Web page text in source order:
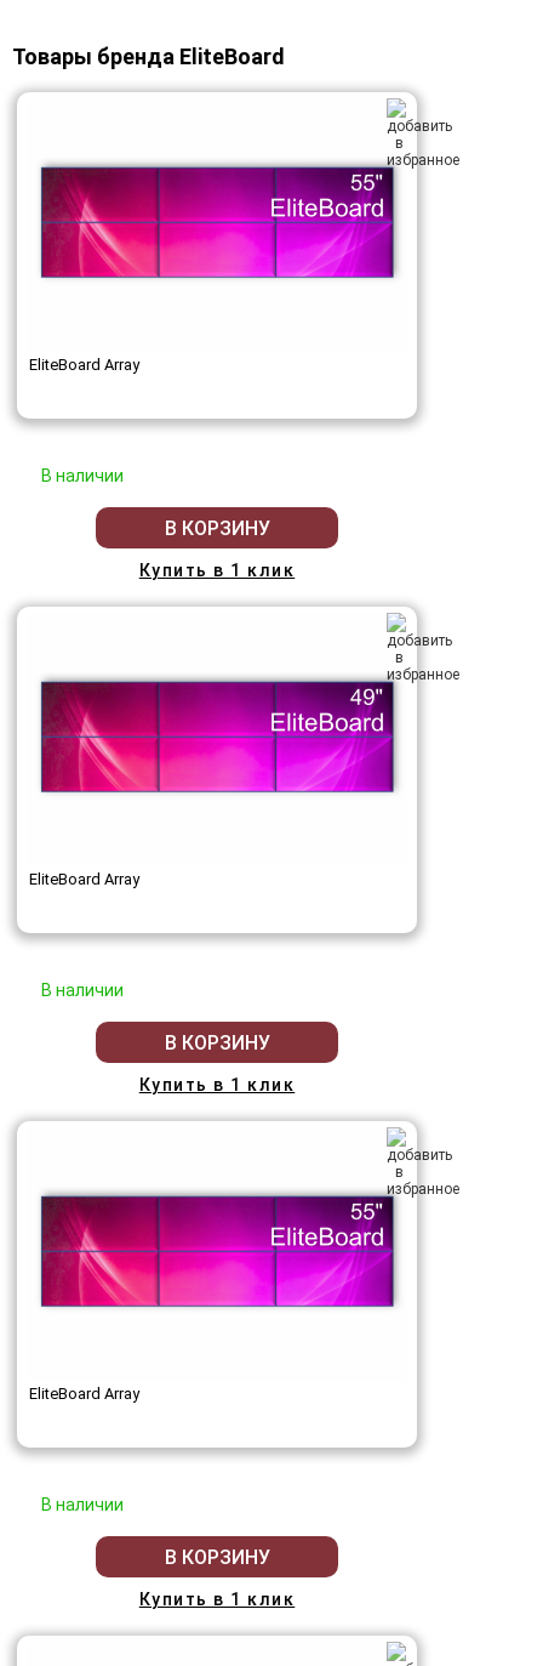
Товары бренда EliteBoard
EliteBoard Array
В наличии
В КОРЗИНУ
Купить в 1 клик
EliteBoard Array
В наличии
В КОРЗИНУ
Купить в 1 клик
EliteBoard Array
В наличии
В КОРЗИНУ
Купить в 1 клик